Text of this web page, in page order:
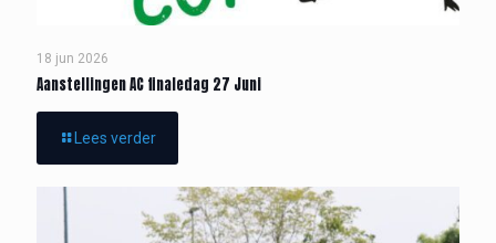
18 jun 2026
Aanstellingen AC finaledag 27 Juni
Lees verder